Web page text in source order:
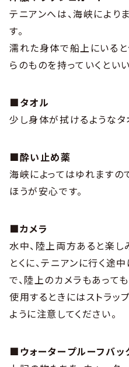
テニアンへは、海峡により
す。
濡れた身体で船上にいる
らのものを持っていくといい
■タオル
少し身体が拭けるようなタ
■酔い止め薬
海峡によってはゆれますの
ほうが安心です。
■カメラ
水中、陸上両方あると楽し
とくに、テニアンに行く途
で、陸上のカメラもあって
使用するときにはストラッ
ように注意してください。
■ウォータープルーフバッ